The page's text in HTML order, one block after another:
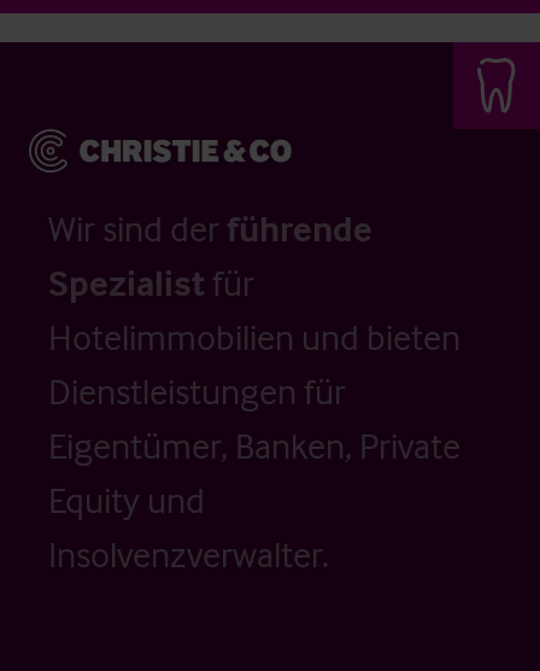
Wir sind der führende
Spezialistfür
Hotelimmobilien und bieten
Dienstleistungen für
Eigentümer, Banken, Private
Equity und
Insolvenzverwalter.